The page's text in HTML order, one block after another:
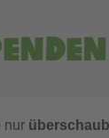
nur